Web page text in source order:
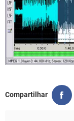
Compartilhar